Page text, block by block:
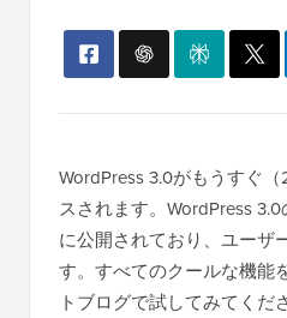
WordPress 3.0がもうすぐ
スされます。WordPress
に公開されており、ユーザ
す。すべてのクールな機能
トブログで試してみてくだ